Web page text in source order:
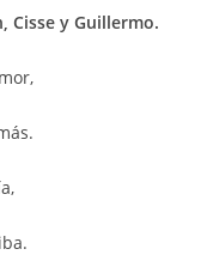
Cisse y Guillermo.